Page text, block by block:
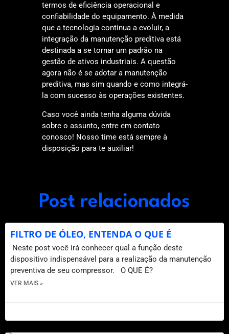
termos de eficiência operacional e
confiabilidade do equipamento. À medida
que a tecnologia continua a evoluir, a
integração da manutenção preditiva está
destinada a se tornar um padrão na
gestão de ativos industriais. A questão
agora não é se adotar a manutenção
preditiva, mas sim quando e como integrá-
la com sucesso às operações existentes.
Caso você ainda tenha alguma dúvida
sobre o assunto, entre em contato
conosco! Nosso time está sempre à
disposição para te auxiliar!
Post relacionados
FILTRO DE ÓLEO, ENTENDA O QUE É
Neste post você irá conhecer qual a função deste
dispositivo indispensável para a realização da manutenção
preventiva de seu compressor. O QUE É?
VER MAIS »